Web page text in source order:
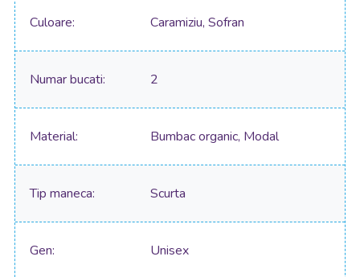
Culoare Caramiziu, Sofran
Numar bucati 2
Material Bumbac organic, Modal
Tip maneca Scurta
Gen Unisex